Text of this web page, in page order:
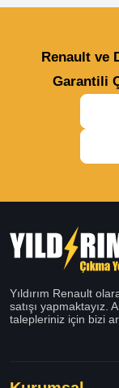
Renault ve
Garantili
Yıldırım Renault
satışı yapmaktayız.
talepleriniz için bizi